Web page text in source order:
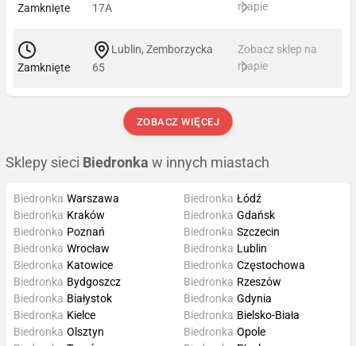
Zamknięte
17A
mapie
Zamknięte
Lublin, Zemborzycka
65
Zobacz sklep na
mapie
ZOBACZ WIĘCEJ
Sklepy sieci Biedronka w innych miastach
Biedronka Warszawa
Biedronka Kraków
Biedronka Poznań
Biedronka Wrocław
Biedronka Łódź
Biedronka Gdańsk
Biedronka Szczecin
Biedronka Lublin
Biedronka Katowice
Biedronka Bydgoszcz
Biedronka Białystok
Biedronka Kielce
Biedronka Częstochowa
Biedronka Rzeszów
Biedronka Gdynia
Biedronka Bielsko-Biała
Biedronka Olsztyn
Biedronka Opole